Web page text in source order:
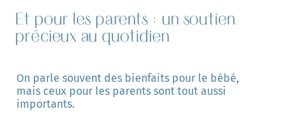
Et pour les parents : un soutien
précieux au quotidien
On parle souvent des bienfaits pour le bébé,
mais ceux pour les parents sont tout aussi
importants.